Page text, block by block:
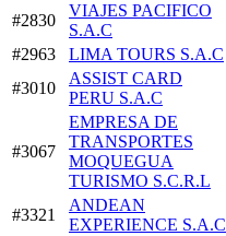
#2830
VIAJES PACIFICO
S.A.C
#2963
LIMA TOURS S.A.C
#3010
ASSIST CARD
PERU S.A.C
#3067
EMPRESA DE
TRANSPORTES
MOQUEGUA
TURISMO S.C.R.L
#3321
ANDEAN
EXPERIENCE S.A.C